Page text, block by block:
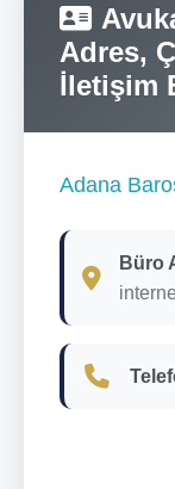
Adres,
İletişim
Adana
Büro